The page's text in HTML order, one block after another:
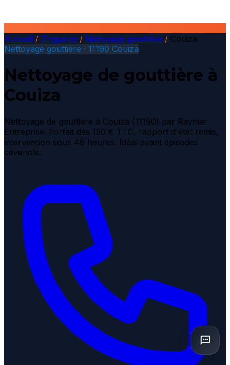
Accueil / Zinguerie / Nettoyage gouttière / Couiza
Nettoyage gouttière · 11190 Couiza
Nettoyage de gouttière à
Couiza
Nettoyage de gouttière à Couiza (11190) par Raynier
Entreprise. Forfait dès 150 € TTC, rapport d'état remis,
intervention sous 48 heures. Idéal avant épisodes
cévenols.